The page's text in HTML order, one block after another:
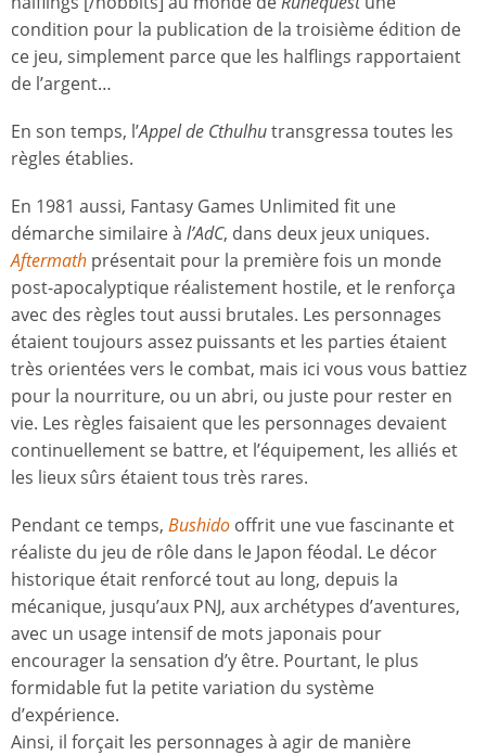
condition pour la publication de la troisième édition de
ce jeu, simplement parce que les halflings rapportaient
de l’argent…
En son temps, l’Appel de Cthulhutransgressa toutes les
règles établies.
En 1981 aussi, Fantasy Games Unlimited fit une
démarche similaire à l’AdC, dans deux jeux uniques.
Aftermath présentait pour la première fois un monde
post-apocalyptique réalistement hostile, et le renforça
avec des règles tout aussi brutales. Les personnages
étaient toujours assez puissants et les parties étaient
très orientées vers le combat, mais ici vous vous battiez
pour la nourriture, ou un abri, ou juste pour rester en
vie. Les règles faisaient que les personnages devaient
continuellement se battre, et l’équipement, les alliés et
les lieux sûrs étaient tous très rares.
Pendant ce temps, Bushido offrit une vue fascinante et
réaliste du jeu de rôle dans le Japon féodal. Le décor
historique était renforcé tout au long, depuis la
mécanique, jusqu’aux PNJ, aux archétypes d’aventures,
avec un usage intensif de mots japonais pour
encourager la sensation d’y être. Pourtant, le plus
formidable fut la petite variation du système
d’expérience.
Ainsi, il forçait les personnages à agir de manière